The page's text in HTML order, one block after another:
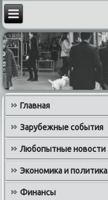
Главная
Зарубежные события
Любопытные новости
Экономика и политика
Финансы